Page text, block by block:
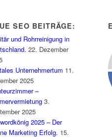
SEO BEITRÄGE:
und Rohrreinigung in
22. Dezember
Unternehmertum 11.
2025
–
3.
2025
2025 – Der
Marketing Erfolg. 15.